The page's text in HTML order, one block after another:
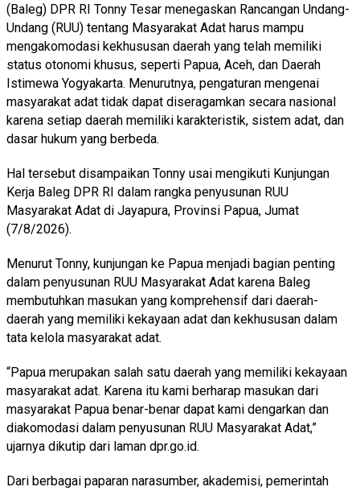
(Baleg) DPR RI Tonny Tesar menegaskan Rancangan Undang-
Undang (RUU) tentang Masyarakat Adat harus mampu
mengakomodasi kekhususan daerah yang telah memiliki
status otonomi khusus, seperti Papua, Aceh, dan Daerah
Istimewa Yogyakarta. Menurutnya, pengaturan mengenai
masyarakat adat tidak dapat diseragamkan secara nasional
karena setiap daerah memiliki karakteristik, sistem adat, dan
dasar hukum yang berbeda.
Hal tersebut disampaikan Tonny usai mengikuti Kunjungan
Kerja Baleg DPR RI dalam rangka penyusunan RUU
Masyarakat Adat di Jayapura, Provinsi Papua, Jumat
(7/8/2026).
Menurut Tonny, kunjungan ke Papua menjadi bagian penting
dalam penyusunan RUU Masyarakat Adat karena Baleg
membutuhkan masukan yang komprehensif dari daerah-
daerah yang memiliki kekayaan adat dan kekhususan dalam
tata kelola masyarakat adat.
“Papua merupakan salah satu daerah yang memiliki kekayaan
masyarakat adat. Karena itu kami berharap masukan dari
masyarakat Papua benar-benar dapat kami dengarkan dan
diakomodasi dalam penyusunan RUU Masyarakat Adat,”
ujarnya dikutip dari laman dpr.go.id.
Dari berbagai paparan narasumber, akademisi, pemerintah